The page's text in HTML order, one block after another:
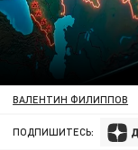
ВАЛЕНТИН ФИЛИППОВ
ПОДПИШИТЕСЬ: